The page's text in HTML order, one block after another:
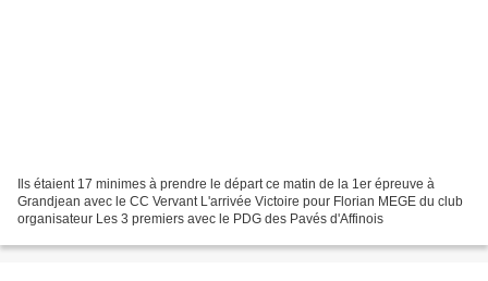
Ils étaient 17 minimes à prendre le départ ce matin de la 1er épreuve à
Grandjean avec le CC Vervant L'arrivée Victoire pour Florian MEGE du club
organisateur Les 3 premiers avec le PDG des Pavés d'Affinois